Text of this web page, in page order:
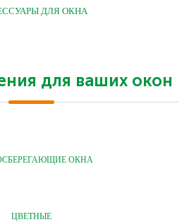
ДЛЯ ОКНА
для ваших окон
ОКНА
ЦВЕТНЫЕ